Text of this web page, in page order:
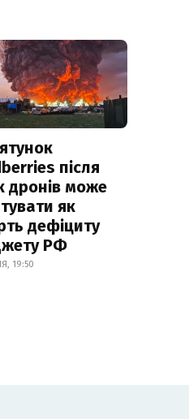
після
дронів може
як
дефіциту
РФ
19:50